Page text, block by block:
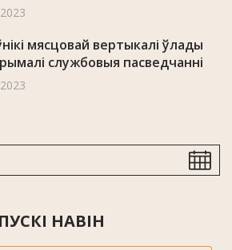
мясцовай вертыкалі ўлады
службовыя пасведчанні
НАВІН